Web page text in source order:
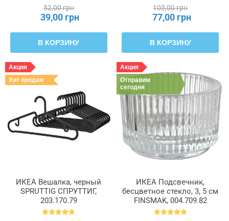
52,00 грн
39,00 грн
В КОРЗИНУ
103,00 грн
77,00 грн
В КОРЗИНУ
Акция
Хит продаж
ИКЕА Вешалка, черный
SPRUTTIG СПРУТТИГ,
203.170.79
Акция
Отправим
сегодня
ИКЕА Подсвечник,
бесцветное стекло, 3, 5 см
FINSMAK, 004.709.82